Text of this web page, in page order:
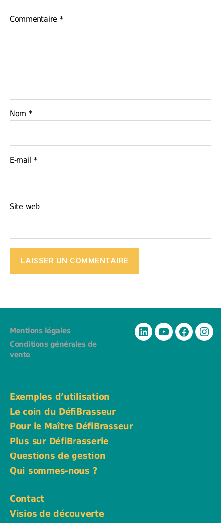
Commentaire *
Nom *
E-mail*
Site web
Mentions légales
Conditions générales de
vente
LinkedinYouTubeFacebook
Exemples d’utilisation
Le coin du DéfiBrasseur
Pour le Maître DéfiBrasseur
Plus sur DéfiBrasserie
Questions de gestion
Qui sommes-nous ?
Contact
Visios de découverte